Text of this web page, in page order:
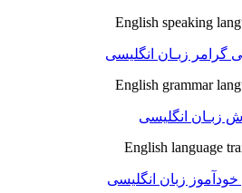
English speaking
گرامر زبـان انگلیسی
English grammar
زبـان انگلیسی
English language
زبان انگلیسی